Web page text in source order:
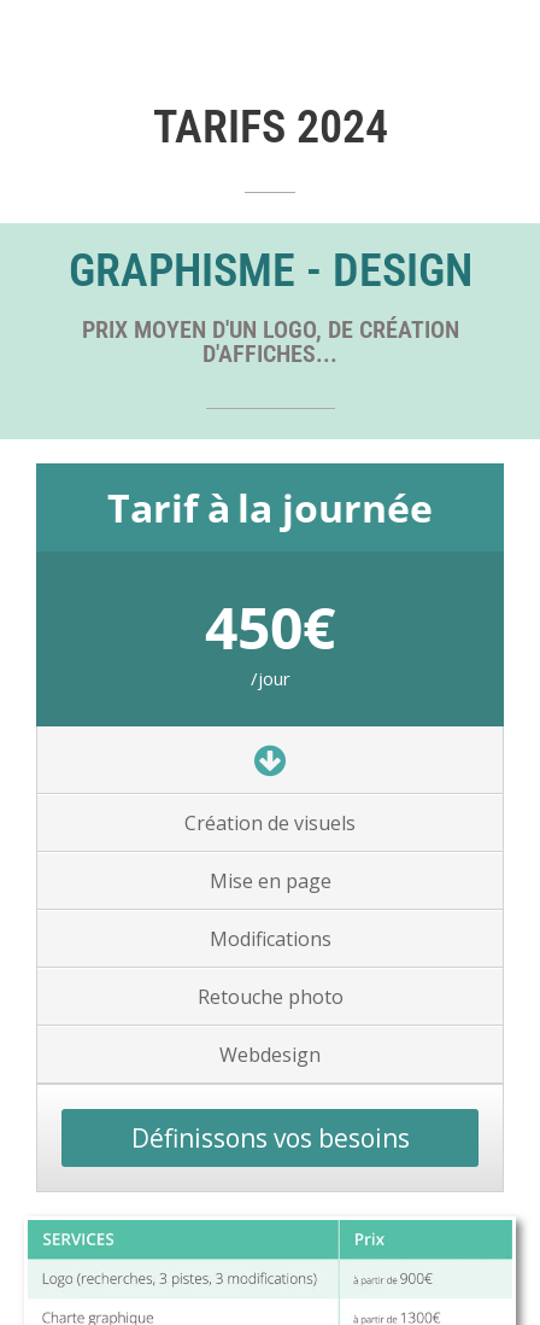
TARIFS 2024
GRAPHISME - DESIGN
PRIX MOYEN D'UN LOGO, DE CRÉATION
D'AFFICHES...
Tarif à la journée
450€
/jour
Création de visuels
Mise en page
Modifications
Retouche photo
Webdesign
Définissons vos besoins